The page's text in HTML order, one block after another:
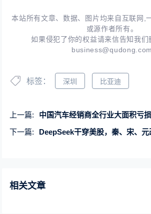
本站所有文章、数据、图片均来自互联网,
或源作者所有。
如果侵犯了你的权益请来信告知我们
business@qudong.com
标签： 深圳 比亚迪
上一篇:
中国汽车经销商全行业大面积亏损 不少4S
下一篇:
DeepSeek干穿美股，秦、宋、元改写格局，
相关文章